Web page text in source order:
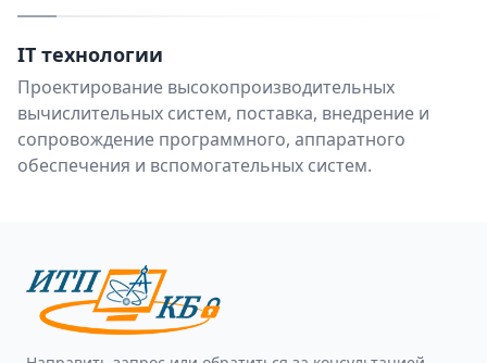
IT технологии
Проектирование высокопроизводительных
вычислительных систем, поставка, внедрение и
сопровождение программного, аппаратного
обеспечения и вспомогательных систем.